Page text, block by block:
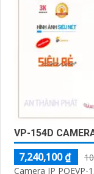
VP-154D
7,240,100 ₫
Camera IP